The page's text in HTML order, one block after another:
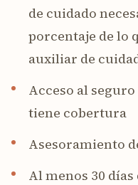
de cuidado
porcentaje de lo
auxiliar de
Acceso al
tiene cobertura
Asesoramiento
Al menos 30